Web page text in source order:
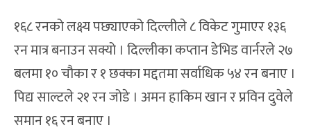
१६८ रनको लक्ष्य पछ्याएको दिल्लीले ८ विकेट गुमाएर १३६
रन मात्र बनाउन सक्यो । दिल्लीका कप्तान डेभिड वार्नरले २७
बलमा १० चौका र १ छक्का मद्दतमा सर्वाधिक ५४ रन बनाए ।
पिद्य साल्टले २१ रन जोडे । अमन हाकिम खान र प्रविन दुवेले
समान १६ रन बनाए ।